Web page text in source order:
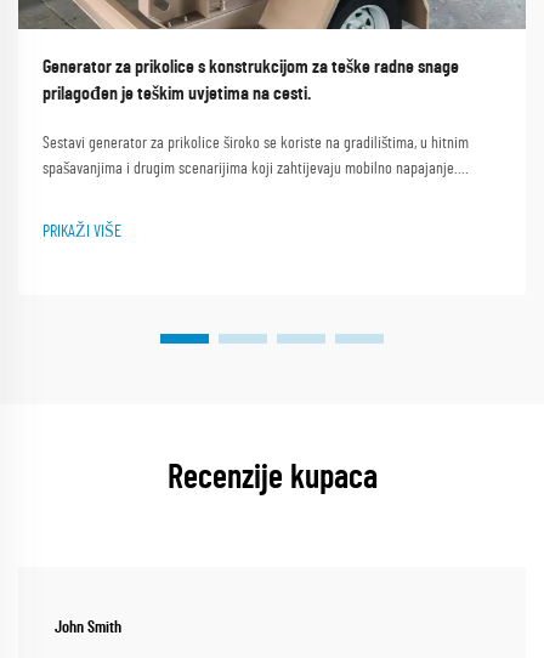
Generator za prikolice s konstrukcijom za teške radne snage
prilagođen je teškim uvjetima na cesti.
Sestavi generator za prikolice široko se koriste na gradilištima, u hitnim
spašavanjima i drugim scenarijima koji zahtijevaju mobilno napajanje.
blatne planinske staze i šljunčane ceste...
PRIKAŽI VIŠE
Recenzije kupaca
John Smith